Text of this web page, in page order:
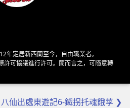
年定居新西蘭至今，自由職業者。
許可協議進行許可。簡而言之，可隨意轉
八仙出處東遊記6-鐵拐托魂餓莩 ❯